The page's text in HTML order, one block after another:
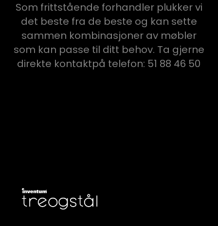
Som frittstående forhandler plukker vi
det beste fra de beste og kan sette
sammen kombinasjoner av møbler
som kan passe til ditt behov. Ta gjerne
direkte kontaktpå telefon: 51 88 46 50